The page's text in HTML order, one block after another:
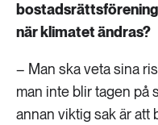
när klimatet ändras?
– Man ska veta sina
man inte blir tagen på
annan viktig sak är att